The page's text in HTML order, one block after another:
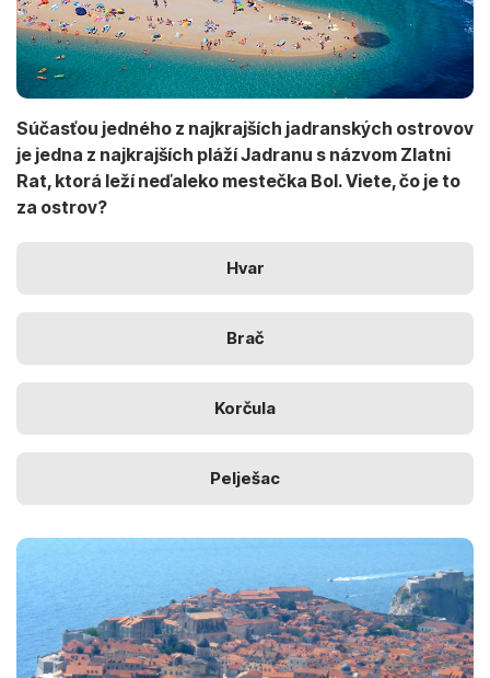
Súčasťou jedného z najkrajších jadranských ostrovov
je jedna z najkrajších pláží Jadranu s názvom Zlatni
Rat, ktorá leží neďaleko mestečka Bol. Viete, čo je to
za ostrov?
Hvar
Brač
Korčula
Pelješac